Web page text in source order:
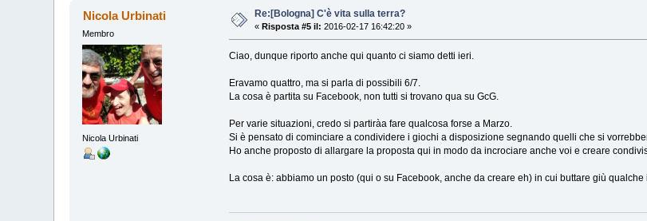
Nicola Urbinati
Membro
Nicola Urbinati
Re:[Bologna] C'è vita sulla terra?
« Risposta #5 il: 2016-02-17 16:42:20 »
Ciao, dunque riporto anche qui quanto ci siamo detti ieri.
Eravamo quattro, ma si parla di possibili 6/7.
La cosa è partita su Facebook, non tutti si trovano qua su GcG.
Per varie situazioni, credo si partiràa fare qualcosa forse a Marzo.
Si è pensato di cominciare a condividere i giochi a disposizione segnando quelli che si
Ho anche proposto di allargare la proposta qui in modo da incrociare anche voi e creare
La cosa è: abbiamo un posto (qui o su Facebook, anche da creare eh) in cui buttare giù